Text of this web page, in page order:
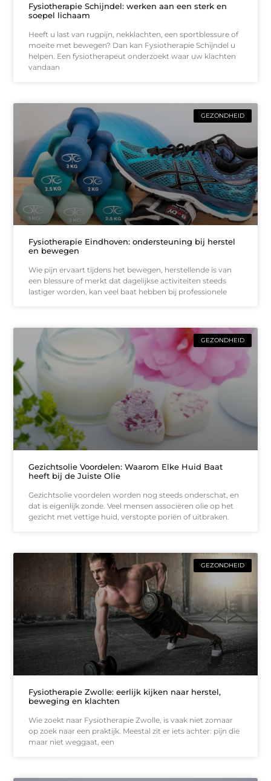
Fysiotherapie Schijndel: werken aan een sterk en
soepel lichaam
Heeft u last van rugpijn, nekklachten, een sportblessure of
moeite met bewegen? Dan kan Fysiotherapie Schijndel u
helpen. Een fysiotherapeut onderzoekt waar uw klachten
vandaan
GEZONDHEID
Fysiotherapie Eindhoven: ondersteuning bij herstel
en bewegen
Wie pijn ervaart tijdens het bewegen, herstellende is van
een blessure of merkt dat dagelijkse activiteiten steeds
lastiger worden, kan veel baat hebben bij professionele
GEZONDHEID
Gezichtsolie Voordelen: Waarom Elke Huid Baat
heeft bij de Juiste Olie
Gezichtsolie voordelen worden nog steeds onderschat, en
dat is eigenlijk zonde. Veel mensen associëren olie op het
gezicht met vettige huid, verstopte poriën of uitbraken.
GEZONDHEID
Fysiotherapie Zwolle: eerlijk kijken naar herstel,
beweging en klachten
Wie zoekt naar Fysiotherapie Zwolle, is vaak niet zomaar
op zoek naar een praktijk. Meestal zit er iets achter: pijn die
maar niet weggaat, een